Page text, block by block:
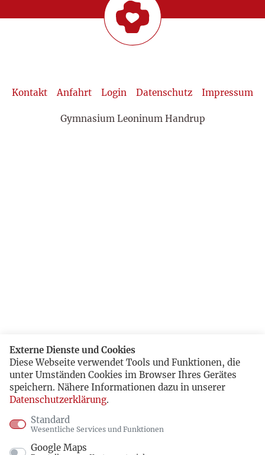
Kontakt Anfahrt Login Datenschutz Impressum
Gymnasium Leoninum Handrup
Externe Dienste und Cookies
Diese Webseite verwendet Tools und Funktionen, die
unter Umständen Cookies im Browser Ihres Gerätes
speichern. Nähere Informationen dazu in unserer
Datenschutzerklärung.
Standard
Wesentliche Services und Funktionen
Google Maps